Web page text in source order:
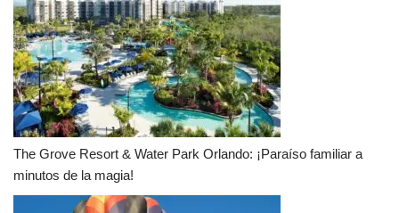
The Grove Resort & Water Park Orlando: ¡Paraíso familiar a
minutos de la magia!